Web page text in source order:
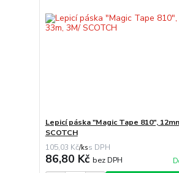
Lepicí páska "Magic Tape 810",
SCOTCH
105,03 Kč/ks
86,80 Kč bez DPH